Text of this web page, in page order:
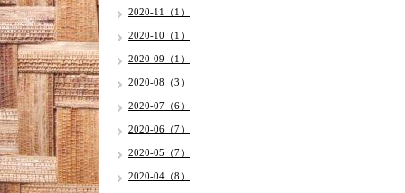
2020-11（1）
2020-10（1）
2020-09（1）
2020-08（3）
2020-07（6）
2020-06（7）
2020-05（7）
2020-04（8）